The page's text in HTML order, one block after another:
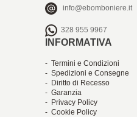
info@ebomboniere.it
328 955 9967
INFORMATIVA
- Termini e Condizioni
- Spedizioni e Consegne
- Diritto di Recesso
- Garanzia
- Privacy Policy
- Cookie Policy